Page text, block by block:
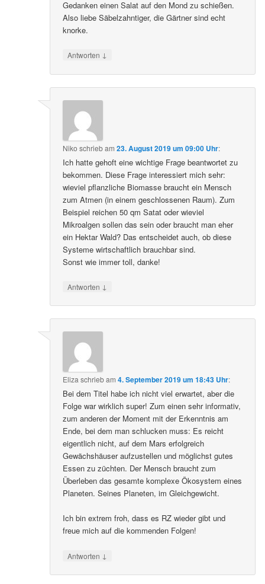
Gedanken einen Salat auf den Mond zu schießen.
Also liebe Säbelzahntiger, die Gärtner sind echt
knorke.
Antworten ↓
Niko schriebam23. August 2019 um 09:00 Uhr:
Ich hatte gehoft eine wichtige Frage beantwortet zu
bekommen. Diese Frage interessiert mich sehr:
wieviel pflanzliche Biomasse braucht ein Mensch
zum Atmen (in einem geschlossenen Raum). Zum
Beispiel reichen 50 qm Satat oder wieviel
Mikroalgen sollen das sein oder braucht man eher
ein Hektar Wald? Das entscheidet auch, ob diese
Systeme wirtschaftlich brauchbar sind.
Sonst wie immer toll, danke!
Antworten ↓
Eliza schriebam4. September 2019 um 18:43 Uhr:
Bei dem Titel habe ich nicht viel erwartet, aber die
Folge war wirklich super! Zum einen sehr informativ,
zum anderen der Moment mit der Erkenntnis am
Ende, bei dem man schlucken muss: Es reicht
eigentlich nicht, auf dem Mars erfolgreich
Gewächshäuser aufzustellen und möglichst gutes
Essen zu züchten. Der Mensch braucht zum
Überleben das gesamte komplexe Ökosystem eines
Planeten. Seines Planeten, im Gleichgewicht.
Ich bin extrem froh, dass es RZ wieder gibt und
freue mich auf die kommenden Folgen!
Antworten ↓